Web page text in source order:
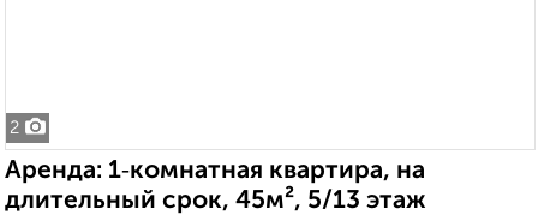
2
Аренда: 1‑комнатная квартира, на
длительный срок, 45м², 5/13 этаж